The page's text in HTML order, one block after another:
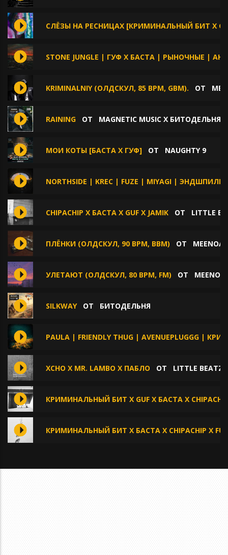
СЛЁЗЫ НА РЕСНИЦАХ [КРИМИНАЛЬНЫЙ БИТ Х
STONE JUNGLE | ГУФ X БАСТА | РЫНОЧНЫЕ |
KRIMINALNIY (ОЛДСКУЛ, 85 BPM, GBM). ОТ
RAINING ОТ MAGNETIC MUSIC X БИТОДЕЛЬНЯ X
МОИ КОТЫ [БАСТА Х ГУФ] ОТ NAUGHTY 9
NORTHSIDE | KREC | FUZE | MIYAGI | ЭНДШПИЛЬ
CHIPACHIP X БАСТА X GUF X JAMIK ОТ LITTLE
ПЛЁНКИ (ОЛДСКУЛ, 90 BPM, BBM) ОТ
УЛЕТАЮТ (ОЛДСКУЛ, 80 BPM, FM) ОТ
SILKWAY ОТ БИТОДЕЛЬНЯ
PAULA | FRIENDLY THUG | AVENUEPLUGGG |
XCHO X MR. LAMBO X ПАБЛО ОТ LITTLE BEATZ
КРИМИНАЛЬНЫЙ БИТ X GUF X БАСТА X
КРИМИНАЛЬНЫЙ БИТ X БАСТА X CHIPACHIP X